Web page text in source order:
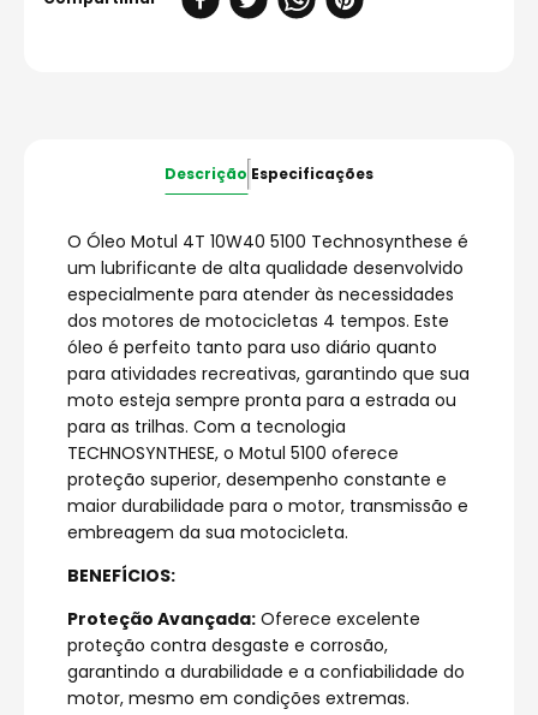
Descrição Especificações
O Óleo Motul 4T 10W40 5100 Technosynthese é
um lubrificante de alta qualidade desenvolvido
especialmente para atender às necessidades
dos motores de motocicletas 4 tempos. Este
óleo é perfeito tanto para uso diário quanto
para atividades recreativas, garantindo que sua
moto esteja sempre pronta para a estrada ou
para as trilhas. Com a tecnologia
TECHNOSYNTHESE, o Motul 5100 oferece
proteção superior, desempenho constante e
maior durabilidade para o motor, transmissão e
embreagem da sua motocicleta.
BENEFÍCIOS:
Proteção Avançada: Oferece excelente
proteção contra desgaste e corrosão,
garantindo a durabilidade e a confiabilidade do
motor, mesmo em condições extremas.